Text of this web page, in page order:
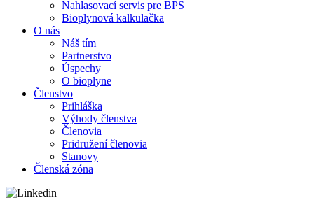
Nahlasovací servis pre BPS
Bioplynová kalkulačka
O nás
Náš tím
Partnerstvo
Úspechy
O bioplyne
Členstvo
Prihláška
Výhody členstva
Členovia
Pridružení členovia
Stanovy
Členská zóna